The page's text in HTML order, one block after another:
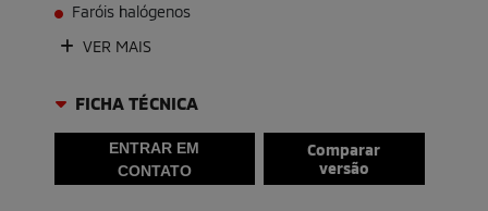
Faróis halógenos
VER MAIS
FICHA TÉCNICA
ENTRAR EM
CONTATO
Comparar
versão